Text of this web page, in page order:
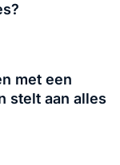
met een
stelt aan alles